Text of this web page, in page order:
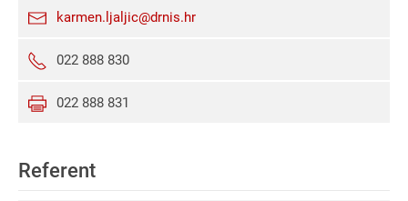
karmen.ljaljic@drnis.hr
022 888 830
022 888 831
Referent